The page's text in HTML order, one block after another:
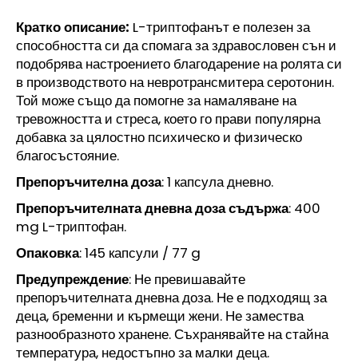
Кратко описание: L-триптофанът е полезен за
способността си да спомага за здравословен сън и
подобрява настроението благодарение на ролята си
в производството на невротрансмитера серотонин.
Той може също да помогне за намаляване на
тревожността и стреса, което го прави популярна
добавка за цялостно психическо и физическо
благосъстояние.
Препоръчителна доза: 1 капсула дневно.
Препоръчителната дневна доза съдържа: 400
mg L-триптофан.
Опаковка: 145 капсули / 77 g
Предупреждение: Не превишавайте
препоръчителната дневна доза. Не е подходящ за
деца, бременни и кърмещи жени. Не замества
разнообразното хранене. Съхранявайте на стайна
температура, недостъпно за малки деца.
TRETINOIN
0.1%
CREAM
20G
-
EXP:
01/27
109,99
€